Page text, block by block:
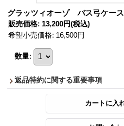
グラッツィオーゾ バス弓ケース
販売価格: 13,200円(税込)
希望小売価格: 16,500円
数量:
返品特約に関する重要事項